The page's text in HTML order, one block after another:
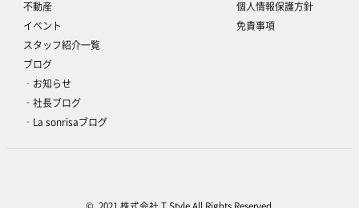
不動産
イベント
スタッフ紹介一覧
ブログ
‐お知らせ
‐社長ブログ
‐La sonrisaブログ
個人情報保護方針
免責事項
© 2021 株式会社 T Style All Rights Reserved.